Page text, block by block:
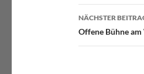
NÄCHSTER
Offene Bühne